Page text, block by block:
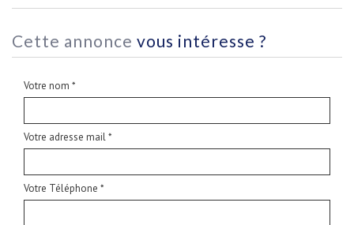
cette annonce vous intéresse ?
Votre nom *
Votre adresse mail *
Votre Téléphone *